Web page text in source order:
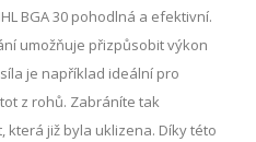
BGA 30 pohodlná a efektivní.
umožňuje přizpůsobit výkon
je například ideální pro
z rohů. Zabráníte tak
která již byla uklizena. Díky této